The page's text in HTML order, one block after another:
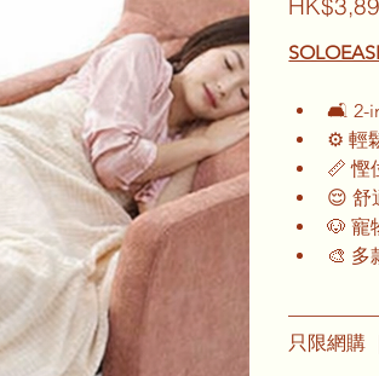
🛋️ 2-
⚙️ 輕
📏 慳
😌 舒
🐶 寵
🎨 多
只限網購